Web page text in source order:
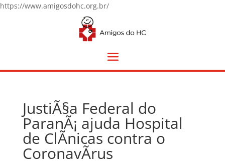
https://www.amigosdohc.org.br/
JustiÃ§a Federal do
ParanÃ¡ ajuda Hospital
de ClÃ­nicas contra o
CoronavÃ­rus